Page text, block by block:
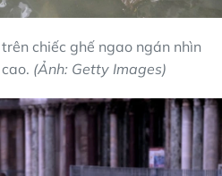
chiếc ghế ngao ngán nhìn
(Ảnh: Getty Images)